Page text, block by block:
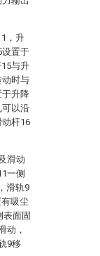
，升
设置于
与升
动时与
于升降
可以沿
杆16
滑动
一侧
滑轨9
吸尘
表面固
动，
9移